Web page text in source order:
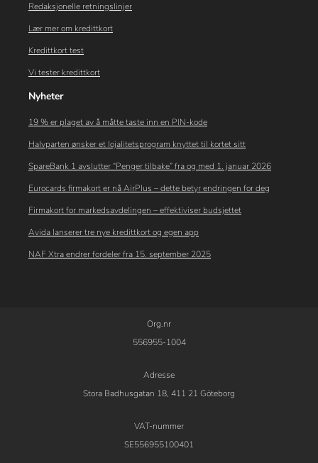
Redaksjonelle retningslinjer
Lær mer om kredittkort
Kredittkort test
Vi tester kredittkort
Nyheter
19 % er plaget av å måtte taste inn en PIN-kode
Halvparten ønsker et lojalitetsprogram knyttet til kortet sitt
SpareBank 1 avslutter “Penger tilbake” fra og med 1. januar 2026
Eurocards firmakort er nå AirPlus – dette betyr endringen for deg
Firmakort for markedsavdelingen – effektiviser budsjettet
Avida lanserer tre nye kredittkort og egen app
NAF Xtra endrer fordeler fra 15. september 2025
Org.nr
556955-1004
Adresse
Stora Badhusgatan 18, 411 21 Göteborg
VAT-nummer
SE556955100401